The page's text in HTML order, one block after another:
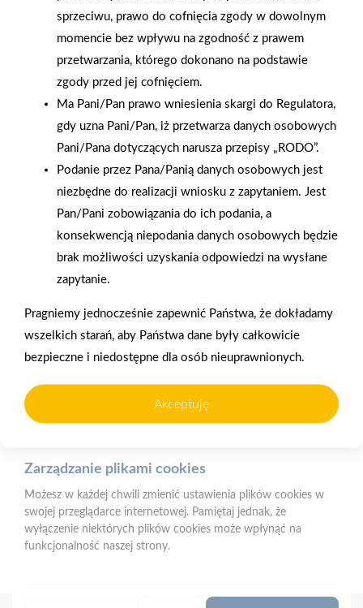
Otwarcie sklepu PSB
Mrówka w Wyrzysku
Gwarancja jakości
naszych produktów
Zakupy w systemie
ratalnym
telefoniczne
na terenie całej Polski
ul. Św. Ducha 12, 88-320 Strzelno (parking, plac składowy,
magazyn - wjazd od ul. Michelsona 19)
E-mail:biuro@psbstrzelno.pl
NIP:5571701187
REGON: 367902221
sprzeciwu, prawo do cofnięcia zgody w dowolnym
momencie bez wpływu na zgodność z prawem
przetwarzania, którego dokonano na podstawie
zgody przed jej cofnięciem.
Ma Pani/Pan prawo wniesienia skargi do Regulatora,
gdy uzna Pani/Pan, iż przetwarza danych osobowych
Pani/Pana dotyczących narusza przepisy „RODO”.
Podanie przez Pana/Panią danych osobowych jest
niezbędne do realizacji wniosku z zapytaniem. Jest
Pan/Pani zobowiązania do ich podania, a
konsekwencją niepodania danych osobowych będzie
brak możliwości uzyskania odpowiedzi na wysłane
zapytanie.
Pragniemy jednocześnie zapewnić Państwa, że dokładamy
wszelkich starań, aby Państwa dane były całkowicie
bezpieczne i niedostępne dla osób nieuprawnionych.
Akceptuję
Polityka plików cookies
Nasz serwis internetowy wykorzystuje pliki cookies w celu
użytkowania oraz analizy ruchu na stronie.
Czym są pliki cookies?
Cookies to niewielkie pliki tekstowe zapisywane na urządzeniu
użytkownika (komputerze, tablecie, smartfonie) podczas
korzystania z naszej strony internetowej. Pliki te mogą być
partnerów, np. dostawców narzędzi analitycznych.
Do czego wykorzystujemy pliki cookies?
Pliki cookies pomagają nam:
- zapewnić prawidłowe działanie strony i jej funkcjonalności,
- analizować ruch na stronie i dostosowywać treści do
preferencji użytkowników,
Zarządzanie plikami cookies
Możesz w każdej chwili zmienić ustawienia plików cookies w
swojej przeglądarce internetowej. Pamiętaj jednak, że
wyłączenie niektórych plików cookies może wpłynąć na
funkcjonalność naszej strony.